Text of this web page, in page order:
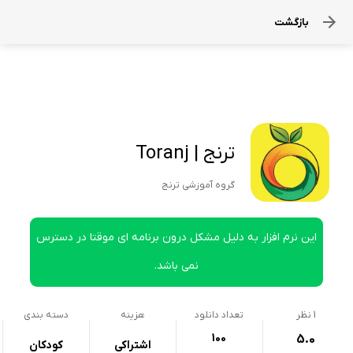
بازگشت
ترنج | Toranj
گروه آموزشی ترنج
این نرم افزار به دلیل مشکل درون برنامه ای موقتا در دسترس
نمی باشد.
1 نظر
5.0
تعداد دانلود
100
هزینه
اشتراکی
دسته بندی
کودکان